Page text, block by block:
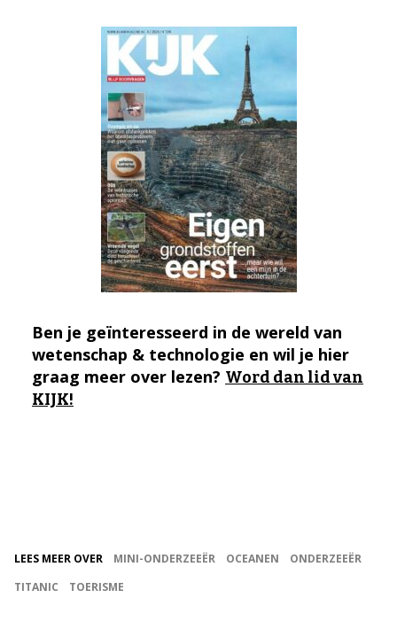
Ben je geïnteresseerd in de wereld van
wetenschap & technologie en wil je hier
graag meer over lezen? Word dan lid van
KIJK!
LEES MEER OVER MINI-ONDERZEEËR OCEANEN
ONDERZEEËR
TITANIC
TOERISME